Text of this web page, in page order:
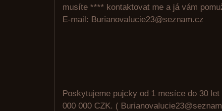
musíte **** kontaktovat me a já vám
E-mail: Burianovalucie23@seznam.cz
Poskytujeme pujcky od 1 mesíce do 30
000 000 CZK. (